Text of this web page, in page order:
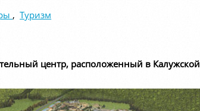
,Туризм
центр, расположенный в Калужской